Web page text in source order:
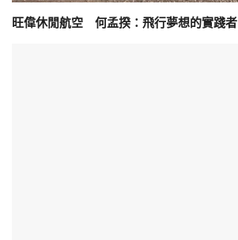
旺偉休閒航空 何孟揆：飛行夢想的實踐者